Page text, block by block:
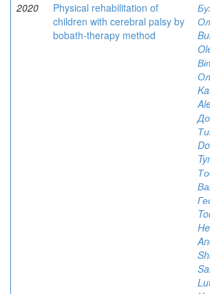
2020
Physical rehabilitation of
children with cerebral palsy by
bobath-therapy method